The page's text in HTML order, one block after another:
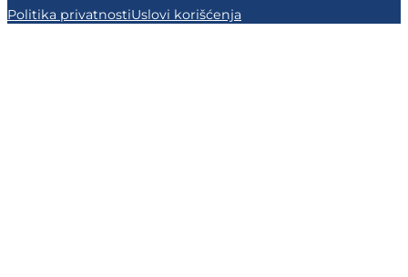
Politika privatnostiUslovi korišćenja